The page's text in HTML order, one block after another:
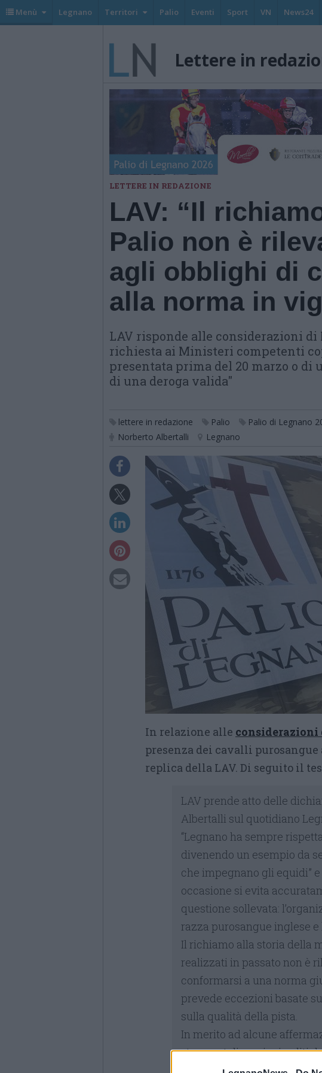
Menù Legnano Territori Palio Eventi Sport VN News24
Lettere in
LETTERE IN REDAZIONE
LAV: “Il
Palio non è
agli obblighi di
alla norma in
LAV risponde alle considerazioni
richiesta ai Ministeri competenti
presentata prima del 20 marzo o di
di una deroga valida"
lettere in redazione Palio
Palio di Legnano
Norberto Albertalli
Legnano
In relazione alle
presenza dei cavalli
replica della LAV. Di seguito il
LAV prende atto delle
Albertalli sul quotidiano
“Legnano ha sempre
divenendo un esempio da
che impegnano gli equidi”
occasione si evita
questione sollevata:
razza purosangue inglese
Il richiamo alla storia della
realizzati in passato non è
conformarsi a una norma
prevede eccezioni basate
sulla qualità della pista.
In merito ad alcune
strumentalizzazioni
un’associazione